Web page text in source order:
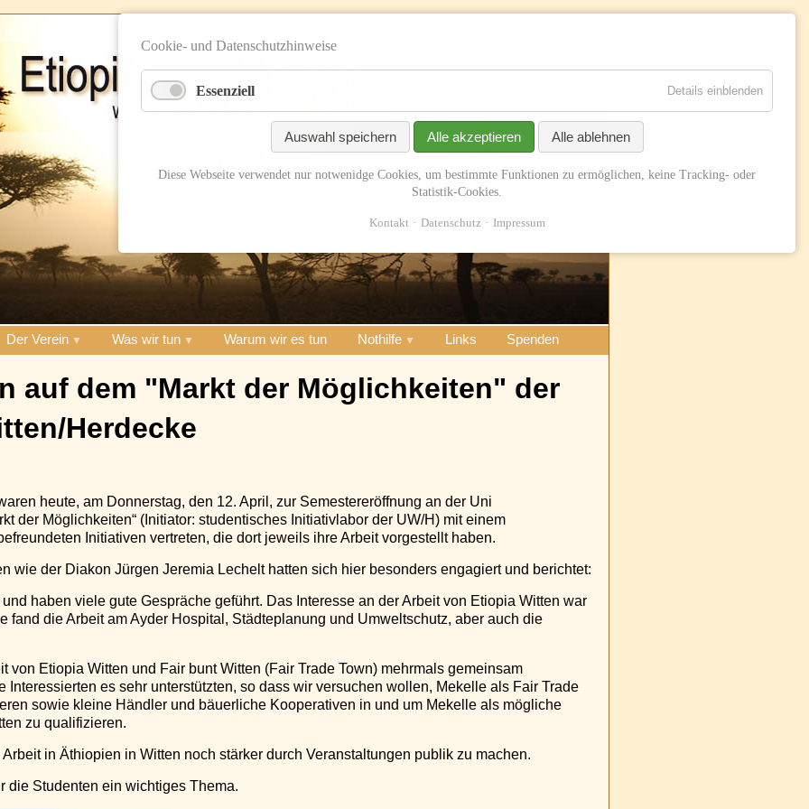
Der Verein Was wir tun Warum wir es tun Nothilfe Links Spenden
auf dem "Markt der Möglichkeiten" der
Herdecke
heute, am Donnerstag, den 12. April, zur Semestereröffnung an der Uni
der Möglichkeiten“ (Initiator: studentisches Initiativlabor der UW/H) mit einem
Initiativen vertreten, die dort jeweils ihre Arbeit vorgestellt haben.
wie der Diakon Jürgen Jeremia Lechelt hatten sich hier besonders engagiert und berichtet:
haben viele gute Gespräche geführt. Das Interesse an der Arbeit von Etiopia Witten war
fand die Arbeit am Ayder Hospital, Städteplanung und Umweltschutz, aber auch die
von Etiopia Witten und Fair bunt Witten (Fair Trade Town) mehrmals gemeinsam
Interessierten es sehr unterstützten, so dass wir versuchen wollen, Mekelle als Fair Trade
sowie kleine Händler und bäuerliche Kooperativen in und um Mekelle als mögliche
zu qualifizieren.
in Äthiopien in Witten noch stärker durch Veranstaltungen publik zu machen.
die Studenten ein wichtiges Thema.
Cookie- und Datenschutzhinweise
Essenziell Details einblenden
Auswahl speichern Alle akzeptieren Alle ablehnen
Diese Webseite verwendet nur notwenidge Cookies, um bestimmte Funktionen zu ermöglichen, keine Tracking- oder
Statistik-Cookies.
Kontakt Datenschutz Impressum